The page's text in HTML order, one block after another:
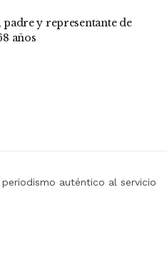
padre y representante de
años
periodismo auténtico al servicio